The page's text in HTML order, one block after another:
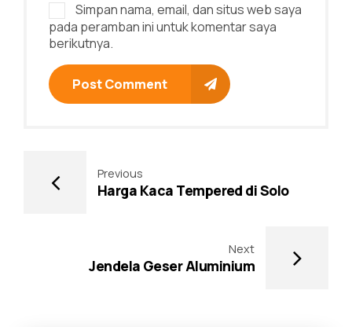
Simpan nama, email, dan situs web saya
pada peramban ini untuk komentar saya
berikutnya.
Post Comment
Previous
Harga Kaca Tempered di Solo
Next
Jendela Geser Aluminium